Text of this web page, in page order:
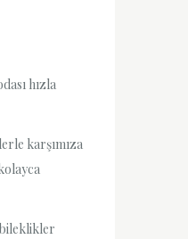
hızla
karşımıza